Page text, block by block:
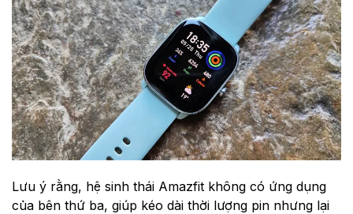
Lưu ý rằng, hệ sinh thái Amazfit không có ứng dụng
của bên thứ ba, giúp kéo dài thời lượng pin nhưng lại